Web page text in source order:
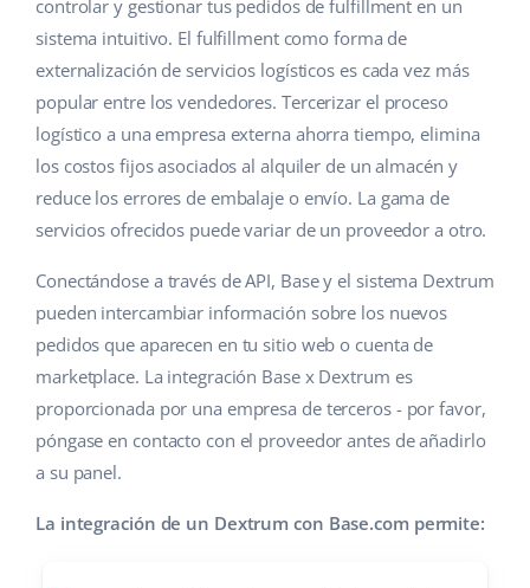
Gestión de envíos
Automatizaciones
Base Connect
IA para e-commerce
Hogar y jardinería
Productos infantiles
Electrónica
Piezas de automóviles
Supermercado
Salud y belleza
Moda
Ayuda
Base Academy
Blog
Servicios
Auditoría de cuentas
Otros
Calculadora de beneficios
Cooperación y socios
english (US)
english (GB)
english (IN)
čeština
deutsch
Ελληνικά
español (AR)
español (MX)
Italiano
controlar y gestionar tus pedidos de fulfillment en un
sistema intuitivo. El fulfillment como forma de
externalización de servicios logísticos es cada vez más
popular entre los vendedores. Tercerizar el proceso
logístico a una empresa externa ahorra tiempo, elimina
los costos fijos asociados al alquiler de un almacén y
reduce los errores de embalaje o envío. La gama de
servicios ofrecidos puede variar de un proveedor a otro.
Conectándose a través de API, Base y el sistema Dextrum
pueden intercambiar información sobre los nuevos
pedidos que aparecen en tu sitio web o cuenta de
marketplace. La integración Base x Dextrum es
proporcionada por una empresa de terceros - por favor,
póngase en contacto con el proveedor antes de añadirlo
a su panel.
La integración de un Dextrum con Base.com permite: